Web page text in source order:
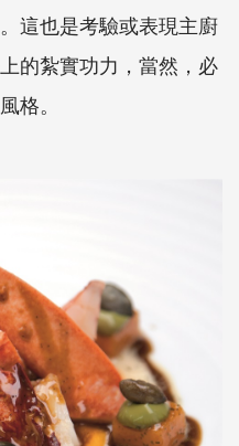
這也是考驗或表現主廚
的紮實功力，當然，必
格。